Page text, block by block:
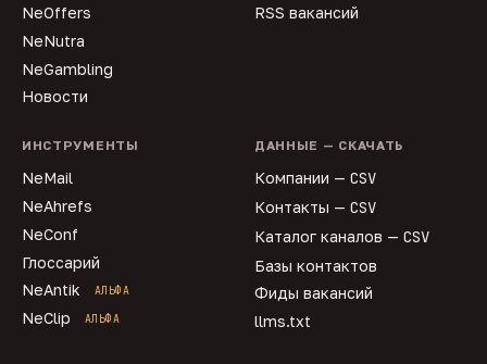
NeOffers
NeNutra
NeGambling
Новости
RSS вакансий
ИНСТРУМЕНТЫ
NeMail
NeAhrefs
NeConf
Глоссарий
NeAntik
АЛЬФА
NeClip АЛЬФА
ДАННЫЕ — СКАЧАТЬ
Компании — CSV
Контакты — CSV
Каталог каналов — CSV
Базы контактов
Фиды вакансий
llms.txt